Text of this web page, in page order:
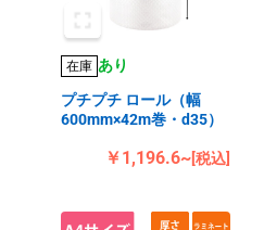
在庫 あり
プチプチ ロール（幅
600mm×42m巻・d35）
￥1,196.6~[税込]